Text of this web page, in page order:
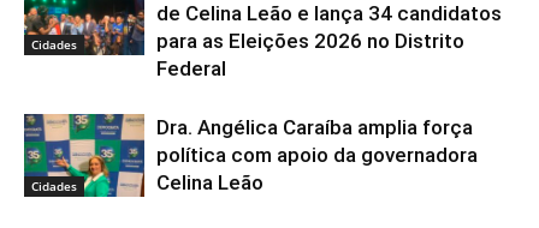
Cidades
de Celina Leão e lança 34 candidatos
para as Eleições 2026 no Distrito
Federal
Cidades
Dra. Angélica Caraíba amplia força
política com apoio da governadora
Celina Leão